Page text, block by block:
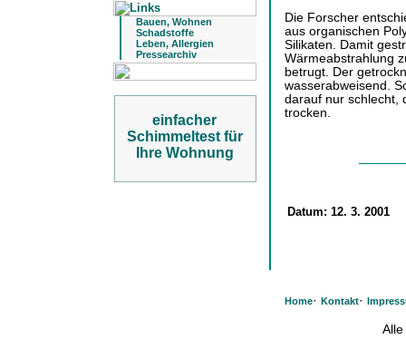
Bauen, Wohnen
Schadstoffe
Leben, Allergien
Pressearchiv
einfacher
Schimmeltest für
Ihre Wohnung
Die Forscher
aus organischen
Silikaten. Damit
Wärmeabstrahlung
betrugt. Der
wasserabweisend.
darauf nur schlecht,
trocken.
Datum: 12. 3. 2001
Home· Kontakt·